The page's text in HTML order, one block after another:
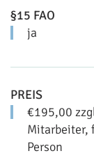
§15 FAO
ja
PREIS
€195,00
Mitarbeiter,
Person